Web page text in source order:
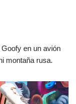
en un avión
montaña rusa.